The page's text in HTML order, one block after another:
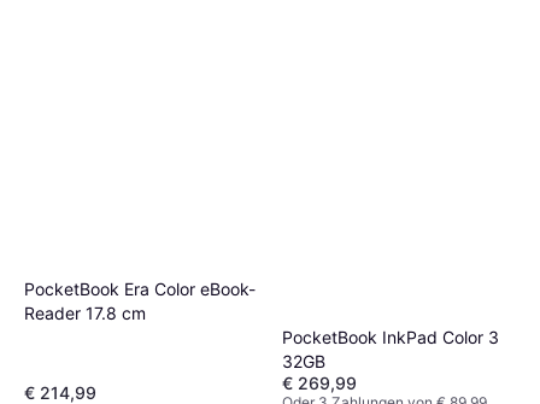
PocketBook Era Color eBook-
Reader 17.8 cm
€ 214,99
PocketBook InkPad Color 3
32GB
€ 269,99